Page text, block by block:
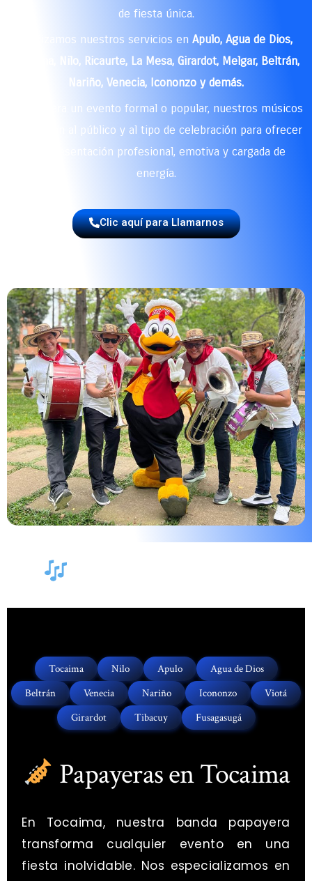
de fiesta única.
Realizamos nuestros servicios en Apulo, Agua de Dios,
Tocaima, Nilo, Ricaurte, La Mesa, Girardot, Melgar, Beltrán,
Nariño, Venecia, Icononzo y demás.
Ya sea para un evento formal o popular, nuestros músicos
se adaptan al público y al tipo de celebración para ofrecer
una presentación profesional, emotiva y cargada de
energía.
Clic aquí para Llamarnos
Tocaima Nilo Apulo
Agua de Dios
Beltrán
Venecia Nariño Icononzo
Viotá
Girardot
Tibacuy Fusagasugá
Papayeras en Tocaima
En Tocaima, nuestra banda papayera
transforma cualquier evento en una
fiesta inolvidable. Nos especializamos en